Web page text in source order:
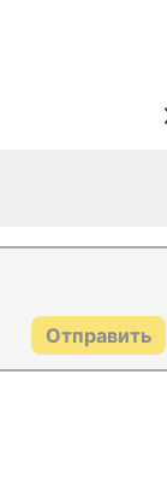
Отправить